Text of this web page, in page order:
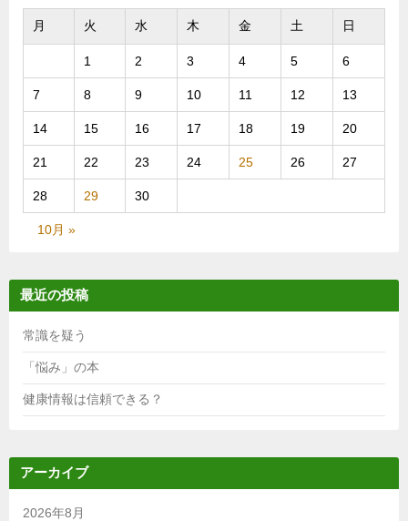
め
月 火 水 木 金 土 日
1 2 3 4 5 6
7 8 9 10 11 12 13
14 15 16 17 18 19 20
21 22 23 24 25 26 27
28 29 30
10月 »
最近の投稿
常識を疑う
「悩み」の本
健康情報は信頼できる？
アーカイブ
2026年8月